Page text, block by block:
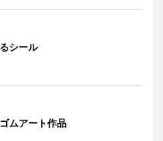
シール
ムアート作品